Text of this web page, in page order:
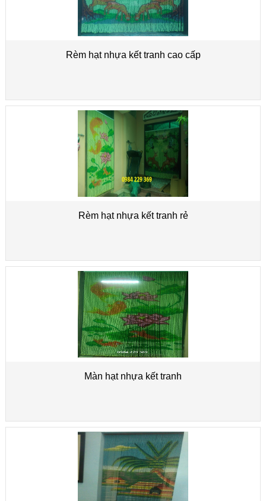
Rèm hạt nhựa kết tranh cao cấp
Rèm hạt nhựa kết tranh rẻ
Màn hạt nhựa kết tranh